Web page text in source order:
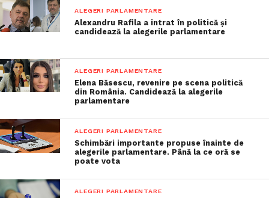
ALEGERI PARLAMENTARE
Alexandru Rafila a intrat în politică și
candidează la alegerile parlamentare
ALEGERI PARLAMENTARE
Elena Băsescu, revenire pe scena politică
din România. Candidează la alegerile
parlamentare
ALEGERI PARLAMENTARE
Schimbări importante propuse înainte de
alegerile parlamentare. Până la ce oră se
poate vota
ALEGERI PARLAMENTARE